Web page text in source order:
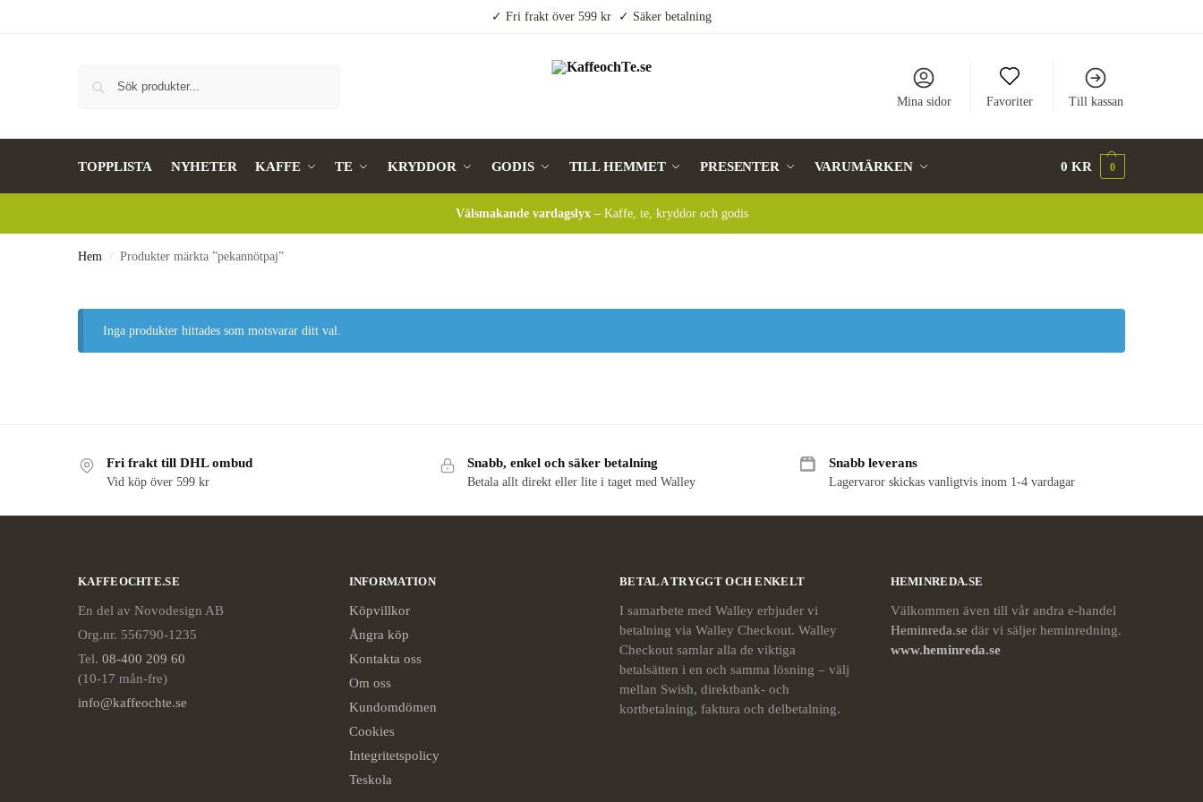
✓ Fri frakt över 599 kr ✓ Säker betalning
Mina sidor Favoriter Till kassan
TOPPLISTA NYHETER KAFFE TE KRYDDOR GODIS TILL HEMMET PRESENTER VARUMÄRKEN 0KR 0
Välsmakande vardagslyx – Kaffe, te, kryddor och godis
Hem / Produkter märkta ”pekannötpaj”
Inga produkter hittades som motsvarar ditt val.
Fri frakt till DHL ombud
Vid köp över 599 kr
Snabb, enkel och säker betalning
Betala allt direkt eller lite i taget med Walley
Snabb leverans
Lagervaror skickas vanligtvis inom 1-4 vardagar
KAFFEOCHTE.SE
En del av Novodesign AB
Org.nr. 556790-1235
Tel. 08-400 209 60
(10-17 mån-fre)
info@kaffeochte.se
INFORMATION
Köpvillkor
Ångra köp
Kontakta oss
Om oss
Kundomdömen
Cookies
Integritetspolicy
Teskola
BETALA TRYGGT OCH ENKELT
I samarbete med Walley erbjuder vi
betalning via Walley Checkout. Walley
Checkout samlar alla de viktiga
betalsätten i en och samma lösning – välj
mellan Swish, direktbank- och
kortbetalning, faktura och delbetalning.
HEMINREDA.SE
Välkommen även till vår andra e-handel
Heminreda.se där vi säljer heminredning.
www.heminreda.se